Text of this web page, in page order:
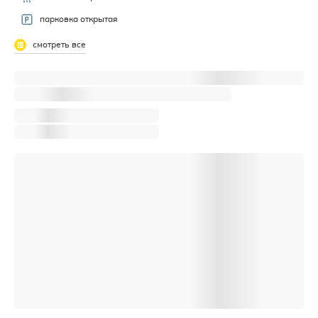
парковка открытая
смотреть все